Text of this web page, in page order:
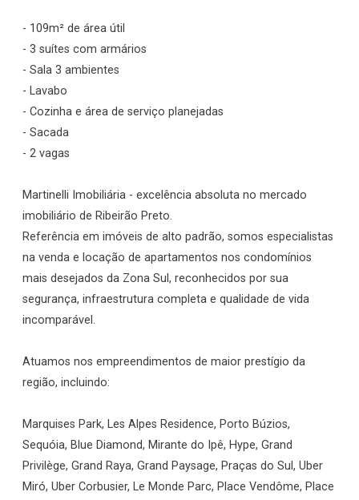
- 109m² de área útil
- 3 suítes com armários
- Sala 3 ambientes
- Lavabo
- Cozinha e área de serviço planejadas
- Sacada
- 2 vagas
Martinelli Imobiliária - excelência absoluta no mercado
imobiliário de Ribeirão Preto.
Referência em imóveis de alto padrão, somos especialistas
na venda e locação de apartamentos nos condomínios
mais desejados da Zona Sul, reconhecidos por sua
segurança, infraestrutura completa e qualidade de vida
incomparável.
Atuamos nos empreendimentos de maior prestígio da
região, incluindo:
Marquises Park, Les Alpes Residence, Porto Búzios,
Sequóia, Blue Diamond, Mirante do Ipê, Hype, Grand
Privilège, Grand Raya, Grand Paysage, Praças do Sul, Uber
Miró, Uber Corbusier, Le Monde Parc, Place Vendôme, Place